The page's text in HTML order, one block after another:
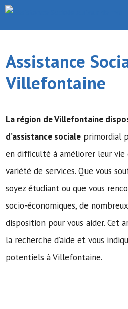
Aller
Assistance
Villefontaine
La région de Villefontaine
d’assistance sociale primordial
en difficulté à améliorer leur vie
variété de services. Que vous
soyez étudiant ou que vous
socio-économiques, de
disposition pour vous aider. Cet
la recherche d’aide et vous
potentiels à Villefontaine.